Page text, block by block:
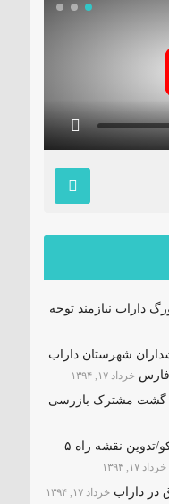
داراب نیازمند توجه
شهرستان داراب
فارس خرداد ۱۷, ۱۳۹۴
گشت مشترک بازرسی
🔴دارابگرد فارس در مسیر یونسکو/تدوین نقشه راه ۵
خرداد ۱۷, ۱۳۹۴
خرداد ۱۷, ۱۳۹۴